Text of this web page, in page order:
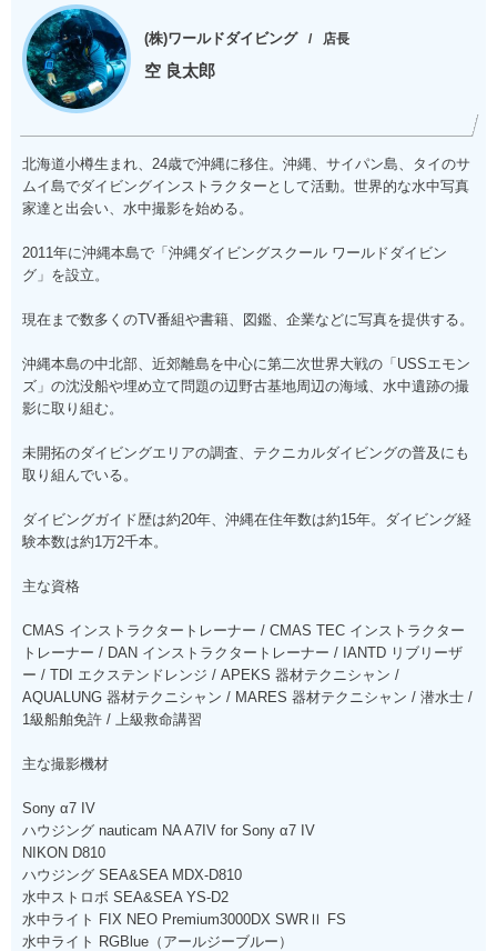
(株)ワールドダイビング 店長
空 良太郎
北海道小樽生まれ、24歳で沖縄に移住。沖縄、サイパン島、タイのサ
ムイ島でダイビングインストラクターとして活動。世界的な水中写真
家達と出会い、水中撮影を始める。
2011年に沖縄本島で「沖縄ダイビングスクール ワールドダイビン
グ」を設立。
現在まで数多くのTV番組や書籍、図鑑、企業などに写真を提供する。
沖縄本島の中北部、近郊離島を中心に第二次世界大戦の「USSエモン
ズ」の沈没船や埋め立て問題の辺野古基地周辺の海域、水中遺跡の撮
影に取り組む。
未開拓のダイビングエリアの調査、テクニカルダイビングの普及にも
取り組んでいる。
ダイビングガイド歴は約20年、沖縄在住年数は約15年。ダイビング経
験本数は約1万2千本。
主な資格
CMAS インストラクタートレーナー / CMAS TEC インストラクター
トレーナー / DAN インストラクタートレーナー / IANTD リブリーザ
ー / TDI エクステンドレンジ / APEKS 器材テクニシャン /
AQUALUNG 器材テクニシャン / MARES 器材テクニシャン / 潜水士 /
1級船舶免許 / 上級救命講習
主な撮影機材
Sony α7 IV
ハウジング nauticam NA A7IV for Sony α7 IV
NIKON D810
ハウジング SEA&SEA MDX-D810
水中ストロボ SEA&SEA YS-D2
水中ライト FIX NEO Premium3000DX SWRⅡ FS
水中ライト RGBlue（アールジーブルー）